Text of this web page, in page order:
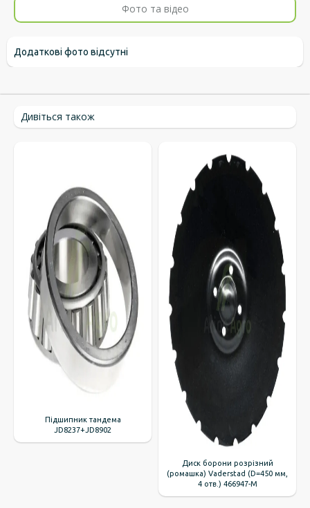
Фото та відео
Додаткові фото відсутні
Дивіться також
Підшипник тандема
JD8237+JD8902
Диск борони розрізний
(ромашка) Vaderstad (D=450 мм,
4 отв.) 466947-M